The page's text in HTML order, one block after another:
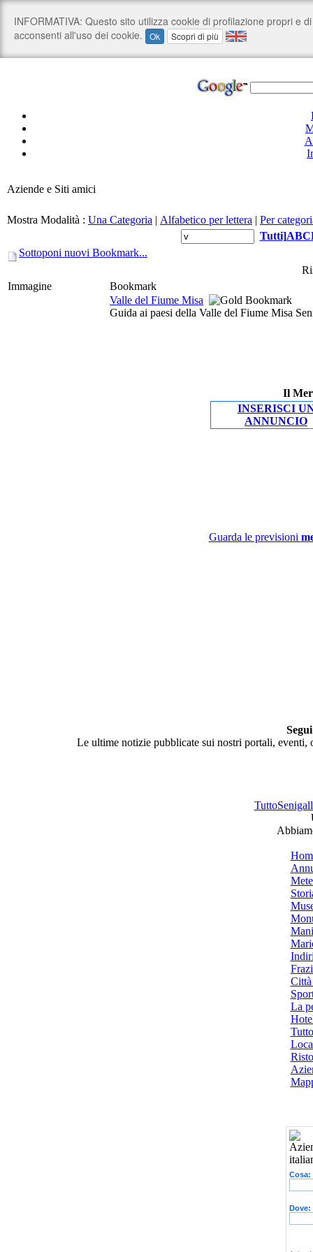
Aziende e Siti amici
Mostra Modalità : Una Categoria | Alfabetico per lettera | Per
Tutti]ABC
Sottoponi nuovi Bookmark...
Immagine
Bookmark
Valle del Fiume Misa
Guida ai paesi della Valle del Fiume Misa
Il
INSERISCI
ANNUNCIO
Guarda le previsioni
Le ultime notizie pubblicate sui nostri portali,
Città
La
Cosa:
Dove: